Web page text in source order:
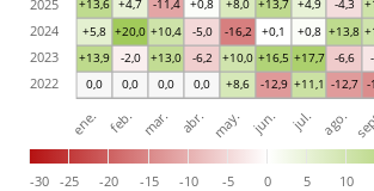
0,0 0,0 0,0 0,0 +8,6 -12,9 +11,1 -12,7 -
+13,9 -2,0 +13,0 -6,2 +10,0 +16,5 +17,7 -6,6
+5,8 +20,0 +10,4 -5,0 -16,2 +0,1 +0,8 +13,8
+13,6 +4,7 -11,4 +0,8 +8,0 +13,7 +4,9 -4,3
-30 -25 -20 -15 -10 -5 0 5 10
ene. feb. mar. abr. may. jun. jul. ago.
2022
2023
2024
2025